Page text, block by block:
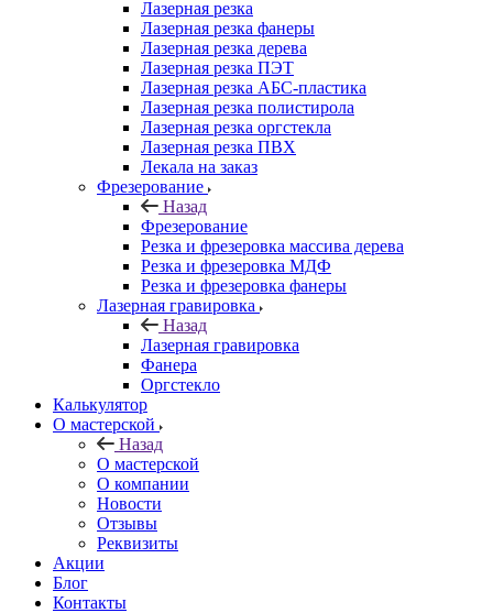
Лазерная резка
Лазерная резка фанеры
Лазерная резка дерева
Лазерная резка ПЭТ
Лазерная резка АБС-пластика
Лазерная резка полистирола
Лазерная резка оргстекла
Лазерная резка ПВХ
Лекала на заказ
Фрезерование
Назад
Фрезерование
Резка и фрезеровка массива дерева
Резка и фрезеровка МДФ
Резка и фрезеровка фанеры
Лазерная гравировка
Назад
Лазерная гравировка
Фанера
Орг­стек­ло
Калькулятор
О мастерской
Назад
О мастерской
О компании
Новости
Отзывы
Реквизиты
Акции
Блог
Контакты